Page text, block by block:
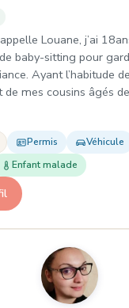
Louane, j’ai
baby-sitting pour
Ayant l’habitude
mes cousins âgés
Permis Véhicule
Enfant malade